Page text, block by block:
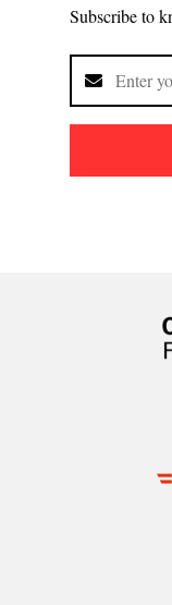
Subscribe to